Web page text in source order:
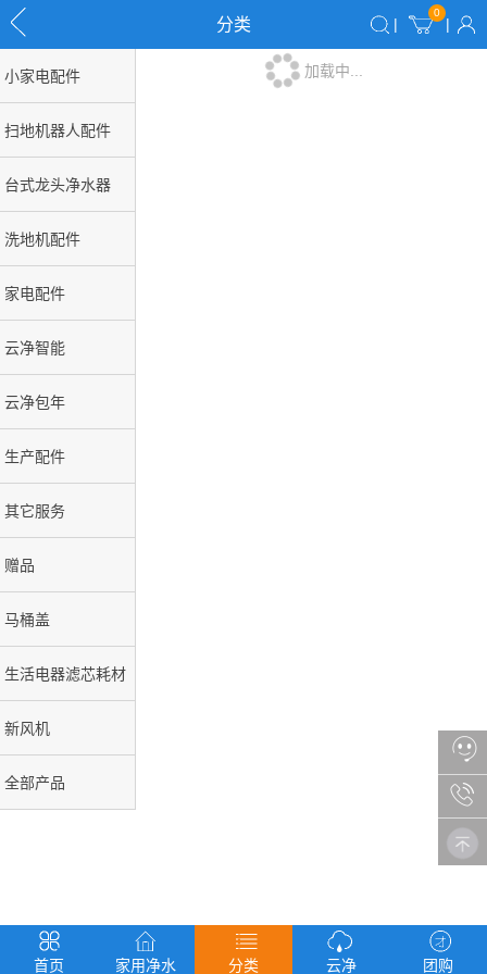
分类 |
0
|
首页 家用净水 分类 云净 团购
小家电配件
扫地机器人配件
台式龙头净水器
洗地机配件
家电配件
云净智能
云净包年
生产配件
其它服务
赠品
马桶盖
生活电器滤芯耗材
新风机
全部产品
加载中...